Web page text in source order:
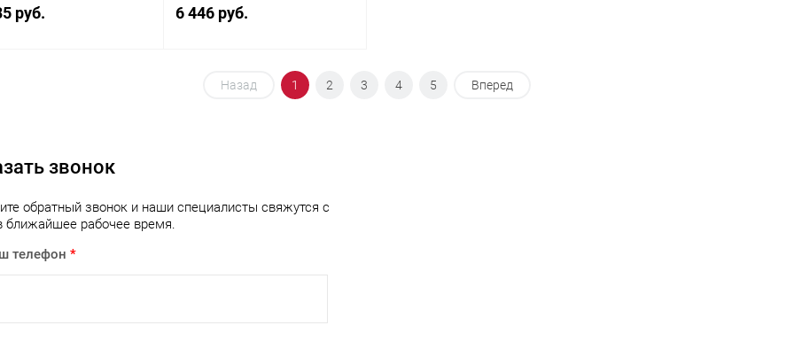
руб.
Под заказ
6 446 руб.
Заказать
Назад 1 2 3 4 5 Вперед
звонок
обратный звонок и наши специалисты свяжутся с
ближайшее рабочее время.
телефон *